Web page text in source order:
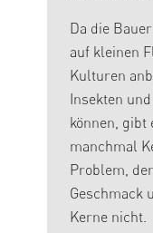
Da die
auf kleinen
Kulturen
Insekten
können, gibt
manchmal
Problem,
Geschmack
Kerne nicht.